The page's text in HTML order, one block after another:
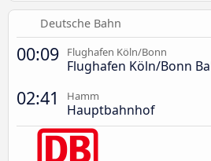
Deutsche Bahn
00:09 Flughafen Köln/Bonn
Flughafen Köln/Bonn
02:41 Hamm
Hauptbahnhof